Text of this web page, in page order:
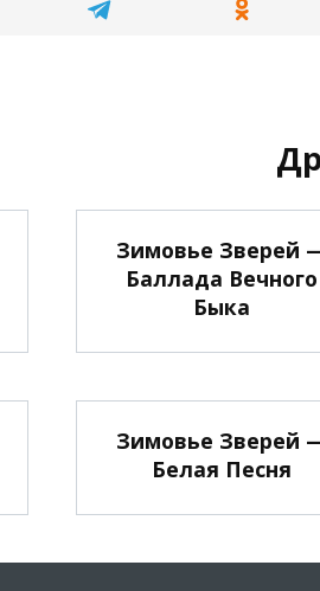
Зимовье Зверей
Баллада Вечного
Быка
Зимовье Зверей
Белая Песня